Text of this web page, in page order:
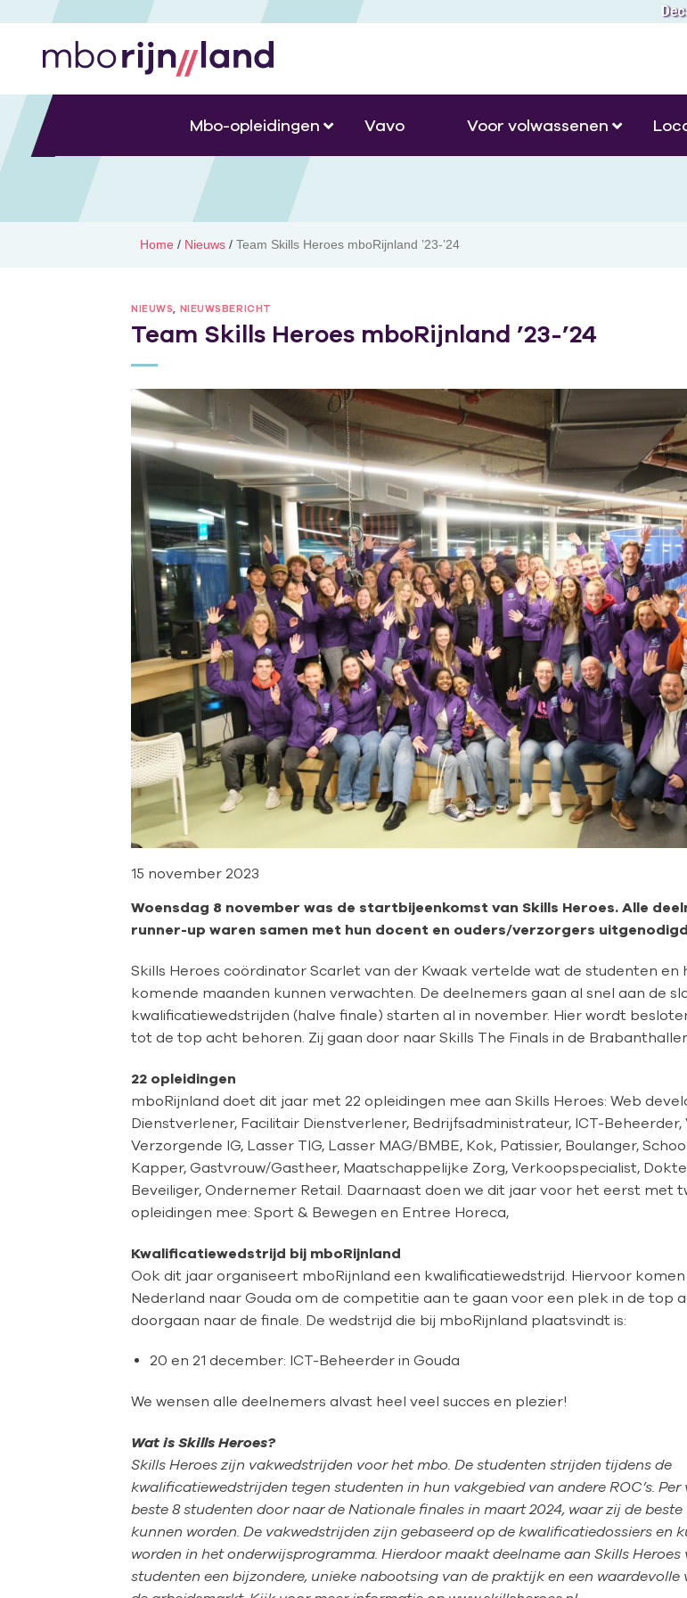
Mbo-opleidingen Vavo Voor volwassenen
Home / Nieuws / Team Skills Heroes mboRijnland ’23-’24
NIEUWS NIEUWSBERICHT
Team Skills Heroes mboRijnland ’23-’24
15 november 2023
Woensdag 8 november was de startbijeenkomst van Skills Heroes. Alle
runner-up waren samen met hun docent en ouders/verzorgers
Skills Heroes coördinator Scarlet van der Kwaak vertelde wat de studenten en
komende maanden kunnen verwachten. De deelnemers gaan al snel aan de
kwalificatiewedstrijden (halve finale) starten al in november. Hier wordt
tot de top acht behoren. Zij gaan door naar Skills The Finals in de Brabanthallen
22 opleidingen
mboRijnland doet dit jaar met 22 opleidingen mee aan Skills Heroes: Web
Dienstverlener, Facilitair Dienstverlener, Bedrijfsadministrateur, ICT-Beheerder,
Verzorgende IG, Lasser TIG, Lasser MAG/BMBE, Kok, Patissier, Boulanger,
Kapper, Gastvrouw/Gastheer, Maatschappelijke Zorg, Verkoopspecialist,
Beveiliger, Ondernemer Retail. Daarnaast doen we dit jaar voor het eerst met
opleidingen mee: Sport & Bewegen en Entree Horeca,
Kwalificatiewedstrijd bij mboRijnland
Ook dit jaar organiseert mboRijnland een kwalificatiewedstrijd. Hiervoor
Nederland naar Gouda om de competitie aan te gaan voor een plek in de top
doorgaan naar de finale. De wedstrijd die bij mboRijnland plaatsvindt is:
20 en 21 december: ICT-Beheerder in Gouda
We wensen alle deelnemers alvast heel veel succes en plezier!
Wat is Skills Heroes?
Skills Heroes zijn vakwedstrijden voor het mbo. De studenten strijden tijdens de
kwalificatiewedstrijden tegen studenten in hun vakgebied van andere ROC’s.
beste 8 studenten door naar de Nationale finales in maart 2024, waar zij de
kunnen worden. De vakwedstrijden zijn gebaseerd op de kwalificatiedossiers en
worden in het onderwijsprogramma. Hierdoor maakt deelname aan Skills Heroes
studenten een bijzondere, unieke nabootsing van de praktijk en een waardevolle